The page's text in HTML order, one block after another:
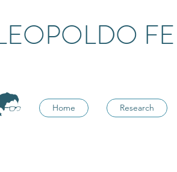
Home Research